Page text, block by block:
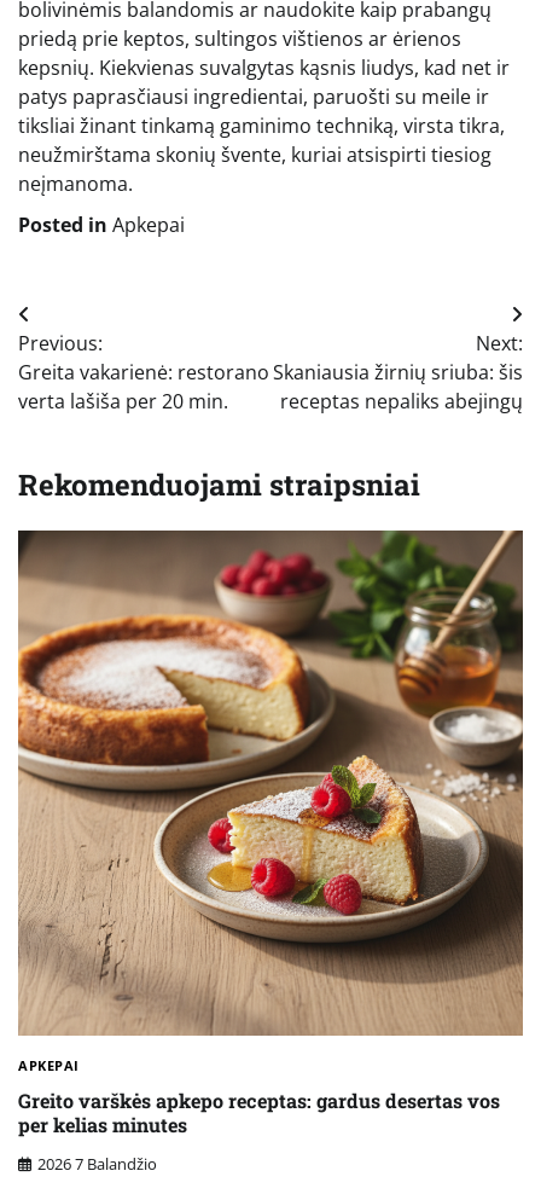
bolivinėmis balandomis ar naudokite kaip prabangų
priedą prie keptos, sultingos vištienos ar ėrienos
kepsnių. Kiekvienas suvalgytas kąsnis liudys, kad net ir
patys paprasčiausi ingredientai, paruošti su meile ir
tiksliai žinant tinkamą gaminimo techniką, virsta tikra,
neužmirštama skonių švente, kuriai atsispirti tiesiog
neįmanoma.
Posted in Apkepai
Navigacija
tarp
įrašų
Previous:
Greita vakarienė: restorano
verta lašiša per 20 min.
Next:
Skaniausia žirnių sriuba: šis
receptas nepaliks abejingų
Rekomenduojami straipsniai
APKEPAI
Greito varškės apkepo receptas: gardus desertas vos
per kelias minutes
2026 7 Balandžio